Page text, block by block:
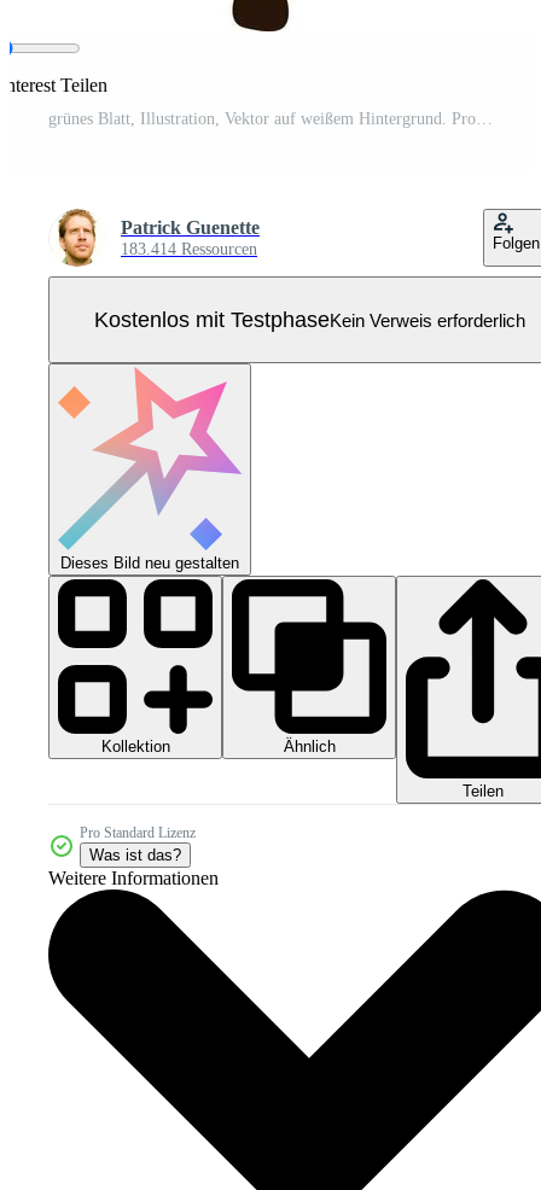
Teilen
grünes Blatt, Illustration, Vektor auf weißem Hintergrund. Pro Vektor
Patrick Guenette
183.414 Ressourcen Folgen
Kostenlos mit TestphaseKein Verweis erforderlich
Dieses Bild neu gestalten
Kollektion Ähnlich
Teilen
Pro Standard Lizenz
Was ist das?
Weitere Informationen